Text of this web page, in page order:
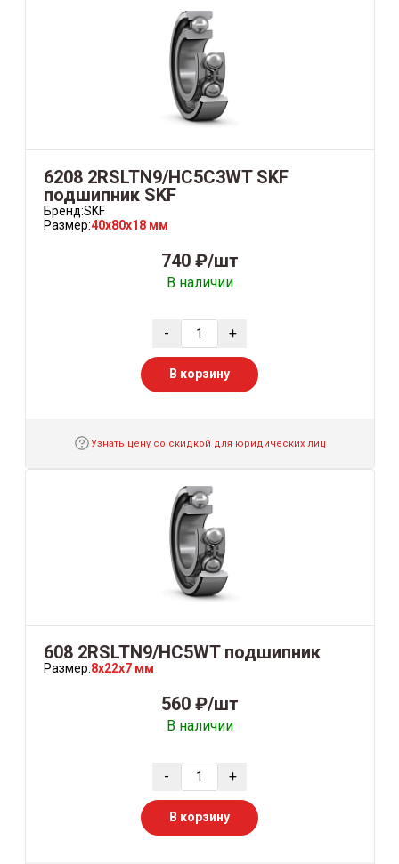
6208 2RSLTN9/HC5C3WT SKF
подшипник SKF
Бренд:SKF
Размер:40x80x18 мм
740 ₽/шт
В наличии
- +
В корзину
Узнать цену со скидкой для юридических лиц
608 2RSLTN9/HC5WT подшипник
Размер:8x22x7 мм
560 ₽/шт
В наличии
- +
В корзину